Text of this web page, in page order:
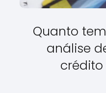
Quanto
análise
crédito